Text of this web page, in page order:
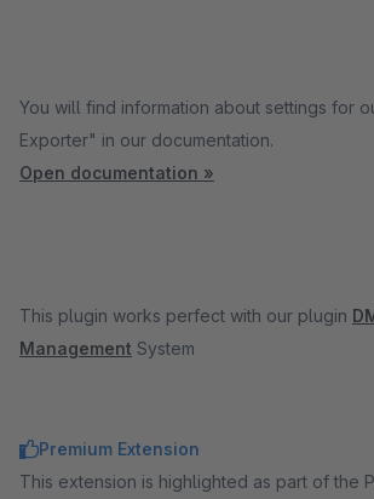
You will find information about settings for
Exporter" in our documentation.
Open documentation »
This plugin works perfect with our plugin
Management System
Premium Extension
This extension is highlighted as part of the